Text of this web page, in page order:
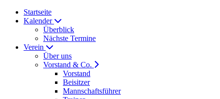
Startseite
Kalender
Überblick
Nächste Termine
Verein
Über uns
Vorstand & Co.
Vorstand
Beisitzer
Mannschaftsführer